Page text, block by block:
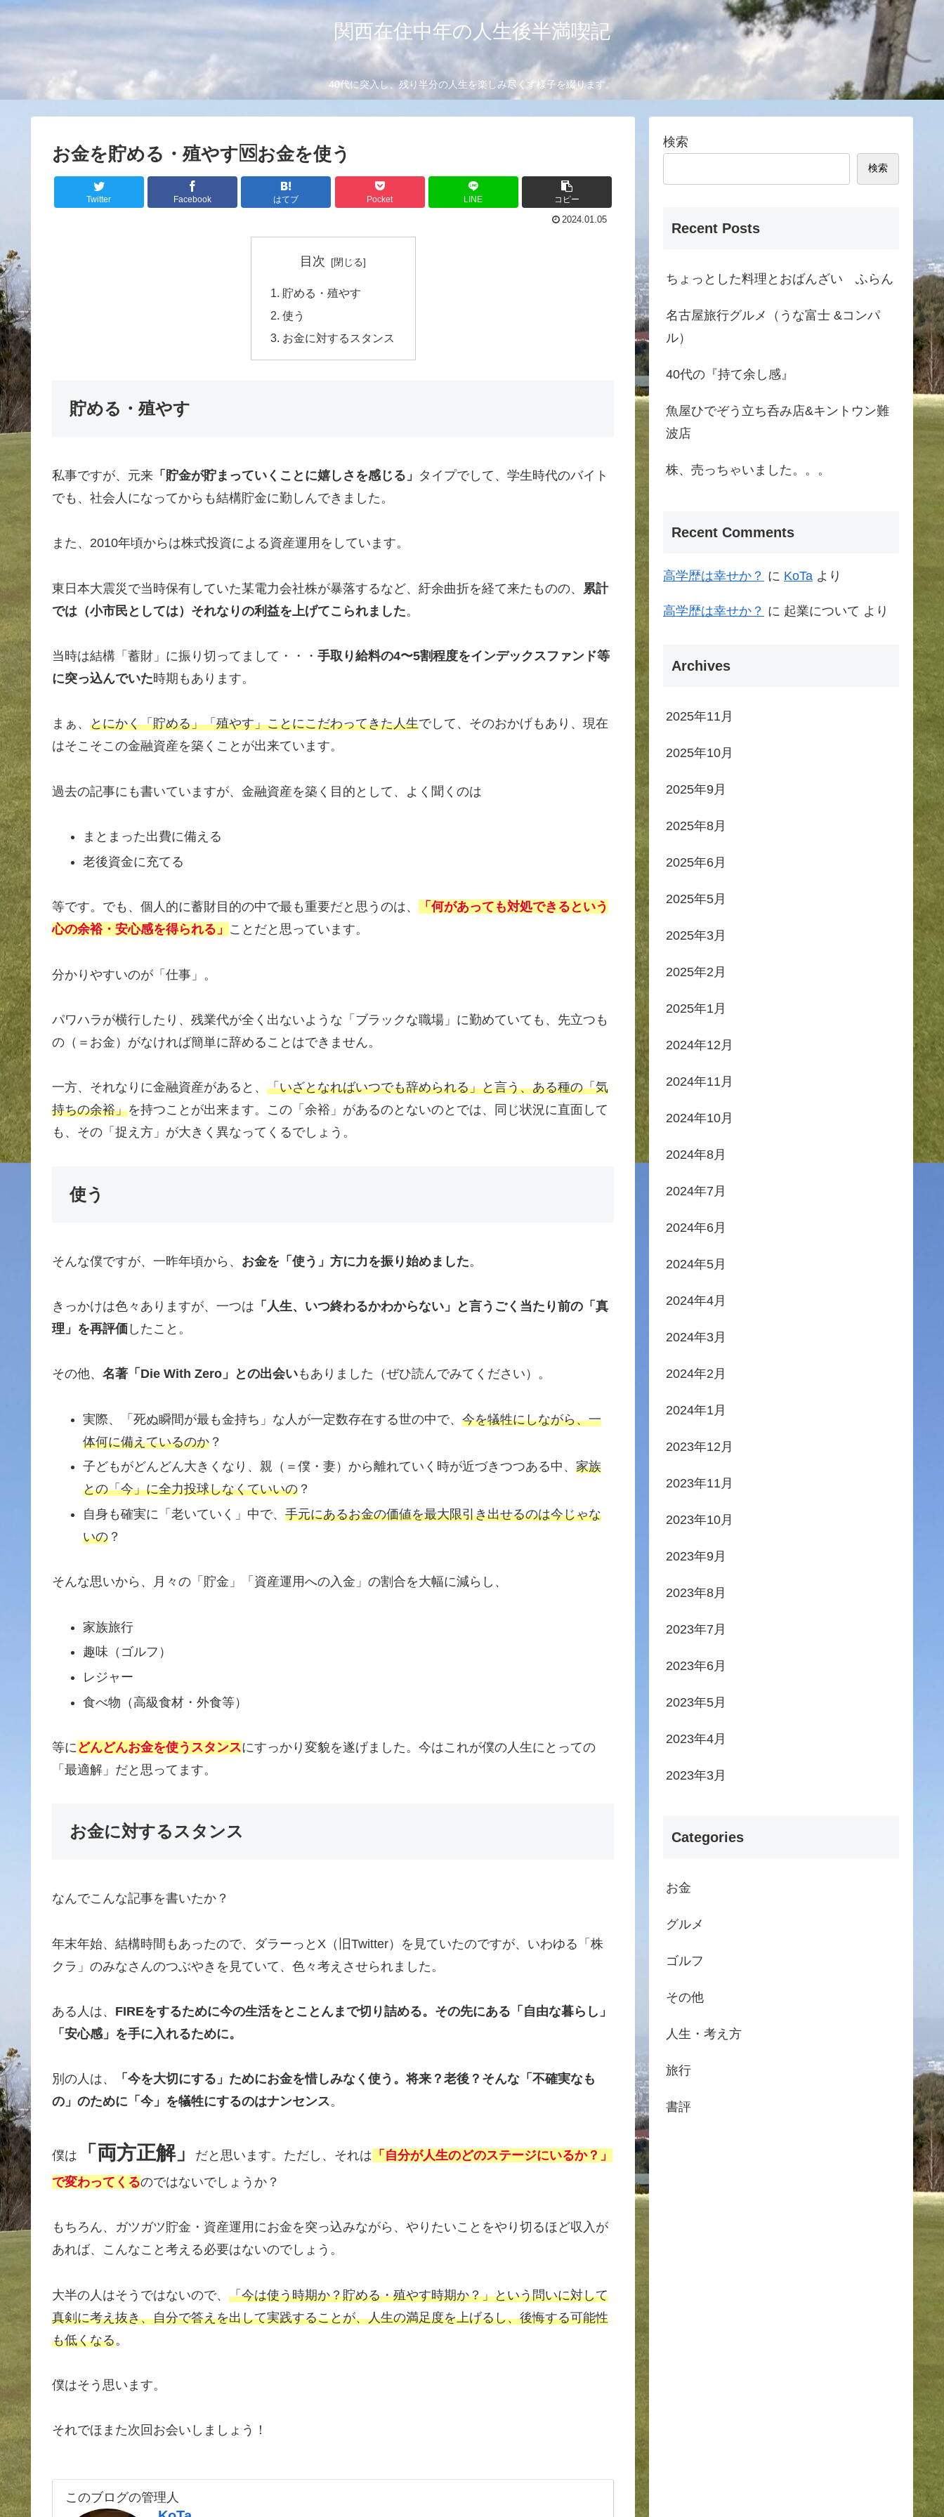
関西在住中年の人生後半満喫記
40代に突入し、残り半分の人生を楽しみ尽くす様子を綴ります。
お金を貯める・殖やす🆚お金を使う
Twitter Facebook はてブ Pocket LINE コピー
2024.01.05
目次
貯める・殖やす
使う
お金に対するスタンス
貯める・殖やす
私事ですが、元来 「貯金が貯まっていくことに嬉しさを感じる」 タイプでして、学生時代のバイト
でも、社会人になってからも結構貯金に勤しんできました。
また、2010年頃からは株式投資による資産運用をしています。
東日本大震災で当時保有していた某電力会社株が暴落するなど、紆余曲折を経て来たものの、 累計
では（小市民としては）それなりの利益を上げてこられました。
当時は結構「蓄財」に振り切ってまして・・・ 手取り給料の4〜5割程度をインデックスファンド等
に突っ込んでいた時期もあります。
まぁ、 とにかく「貯める」「殖やす」ことにこだわってきた人生でして、そのおかげもあり、現在
はそこそこの金融資産を築くことが出来ています。
過去の記事にも書いていますが、金融資産を築く目的として、よく聞くのは
まとまった出費に備える
老後資金に充てる
等です。でも、個人的に蓄財目的の中で最も重要だと思うのは、
「何があっても対処できるという
心の余裕・安心感を得られる」 ことだと思っています。
分かりやすいのが「仕事」。
パワハラが横行したり、残業代が全く出ないような「ブラックな職場」に勤めていても、先立つも
の（＝お金）がなければ簡単に辞めることはできません。
一方、それなりに金融資産があると、 「いざとなればいつでも辞められる」と言う、ある種の「気
持ちの余裕」を持つことが出来ます。この「余裕」があるのとないのとでは、同じ状況に直面して
も、その「捉え方」が大きく異なってくるでしょう。
使う
そんな僕ですが、一昨年頃から、 お金を「使う」方に力を振り始めました。
きっかけは色々ありますが、一つは 「人生、いつ終わるかわからない」と言うごく当たり前の「真
理」を再評価 したこと。
その他、 名著「Die With Zero」との出会いもありました（ぜひ読んでみてください）。
実際、「死ぬ瞬間が最も金持ち」な人が一定数存在する世の中で、 今を犠牲にしながら、一
体何に備えているのか？
子どもがどんどん大きくなり、親（＝僕・妻）から離れていく時が近づきつつある中、 家族
との「今」に全力投球しなくていいの？
自身も確実に「老いていく」中で、 手元にあるお金の価値を最大限引き出せるのは今じゃな
いの？
そんな思いから、月々の「貯金」「資産運用への入金」の割合を大幅に減らし、
家族旅行
趣味（ゴルフ）
レジャー
食べ物（高級食材・外食等）
等に どんどんお金を使うスタンスにすっかり変貌を遂げました。今はこれが僕の人生にとっての
「最適解」だと思ってます。
お金に対するスタンス
なんでこんな記事を書いたか？
年末年始、結構時間もあったので、ダラーっとX（旧Twitter）を見ていたのですが、いわゆる「株
クラ」のみなさんのつぶやきを見ていて、色々考えさせられました。
ある人は、 FIREをするために今の生活をとことんまで切り詰める。その先にある「自由な暮らし」
「安心感」を手に入れるために。
別の人は、
「今を大切にする」ためにお金を惜しみなく使う。将来？老後？そんな「不確実なも
の」のために「今」を犠牲にするのはナンセンス。
僕は 「両方正解」 だと思います。ただし、それは 「自分が人生のどのステージにいるか？」
で変わってくるのではないでしょうか？
もちろん、ガツガツ貯金・資産運用にお金を突っ込みながら、やりたいことをやり切るほど収入が
あれば、こんなこと考える必要はないのでしょう。
大半の人はそうではないので、 「今は使う時期か？貯める・殖やす時期か？」という問いに対して
真剣に考え抜き、自分で答えを出して実践することが、人生の満足度を上げるし、後悔する可能性
も低くなる。
僕はそう思います。
それでほまた次回お会いしましょう！
このブログの管理人
検索
検索
Recent Posts
ちょっとした料理とおばんざい ふらん
名古屋旅行グルメ（うな富士 &コンパ
ル）
40代の『持て余し感』
魚屋ひでぞう立ち呑み店&キントウン難
波店
株、売っちゃいました。。。
Recent Comments
高学歴は幸せか？ に KoTa より
高学歴は幸せか？ に 起業について より
Archives
2025年11月
2025年10月
2025年9月
2025年8月
2025年6月
2025年5月
2025年3月
2025年2月
2025年1月
2024年12月
2024年11月
2024年10月
2024年8月
2024年7月
2024年6月
2024年5月
2024年4月
2024年3月
2024年2月
2024年1月
2023年12月
2023年11月
2023年10月
2023年9月
2023年8月
2023年7月
2023年6月
2023年5月
2023年4月
2023年3月
Categories
お金
グルメ
ゴルフ
その他
人生・考え方
旅行
書評